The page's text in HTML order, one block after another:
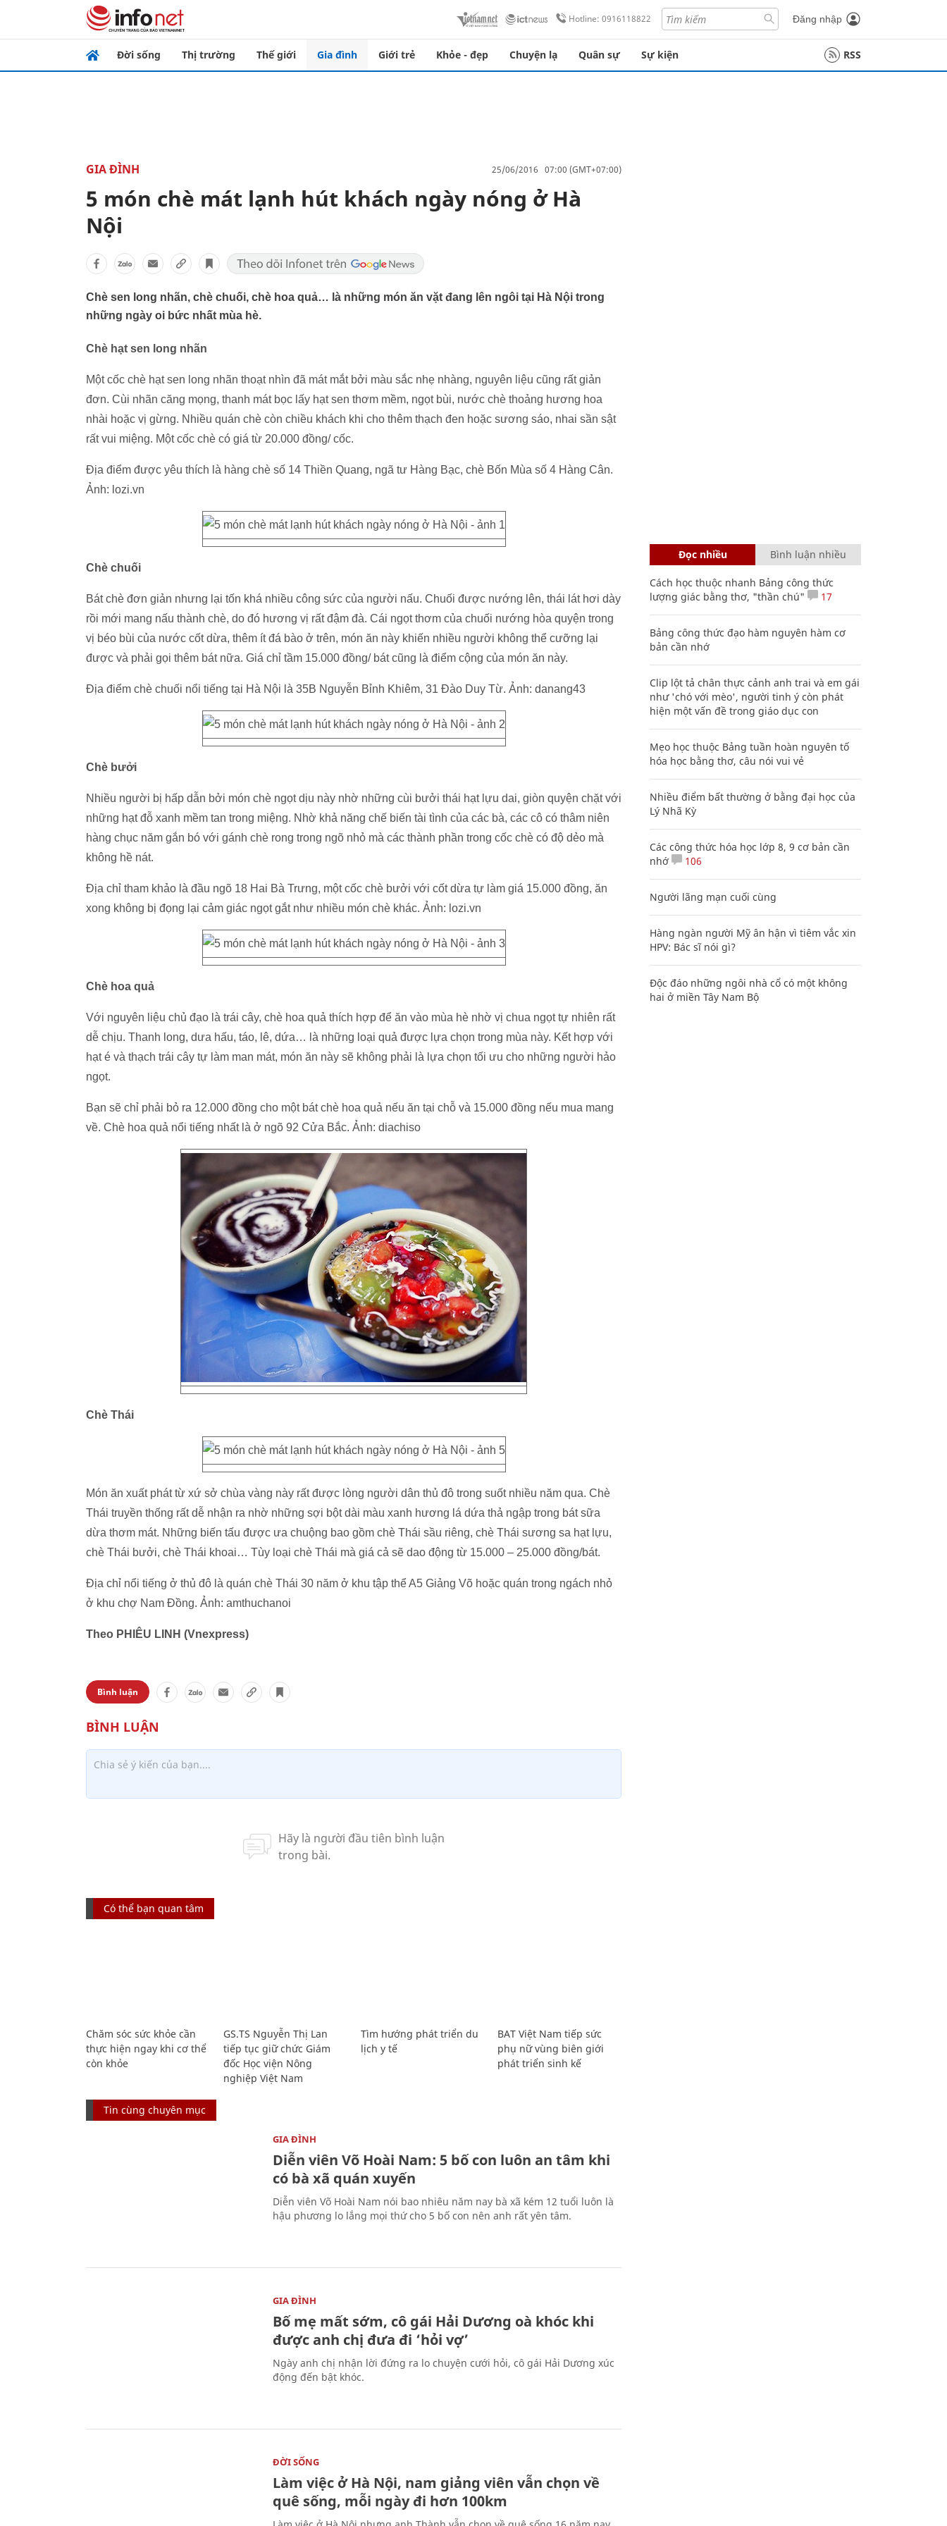
Hotline: 0916118822 Đăng nhập
Đời sống Thị trường Thế giới Gia đình Giới trẻ Khỏe - đẹp Chuyện lạ Quân sự Sự kiện RSS
GIA ĐÌNH 25/06/2016 07:00 (GMT+07:00)
5 món chè mát lạnh hút khách ngày nóng ở Hà
Nội
Chè sen long nhãn, chè chuối, chè hoa quả… là những món ăn vặt đang lên ngôi tại Hà Nội trong
những ngày oi bức nhất mùa hè.
Chè hạt sen long nhãn
Một cốc chè hạt sen long nhãn thoạt nhìn đã mát mắt bởi màu sắc nhẹ nhàng, nguyên liệu cũng rất giản
đơn. Cùi nhãn căng mọng, thanh mát bọc lấy hạt sen thơm mềm, ngọt bùi, nước chè thoảng hương hoa
nhài hoặc vị gừng. Nhiều quán chè còn chiều khách khi cho thêm thạch đen hoặc sương sáo, nhai sần sật
rất vui miệng. Một cốc chè có giá từ 20.000 đồng/ cốc.
Địa điểm được yêu thích là hàng chè số 14 Thiền Quang, ngã tư Hàng Bạc, chè Bốn Mùa số 4 Hàng Cân.
Ảnh: lozi.vn
Chè chuối
Bát chè đơn giản nhưng lại tốn khá nhiều công sức của người nấu. Chuối được nướng lên, thái lát hơi dày
rồi mới mang nấu thành chè, do đó hương vị rất đậm đà. Cái ngọt thơm của chuối nướng hòa quyện trong
vị béo bùi của nước cốt dừa, thêm ít đá bào ở trên, món ăn này khiến nhiều người không thể cưỡng lại
được và phải gọi thêm bát nữa. Giá chỉ tầm 15.000 đồng/ bát cũng là điểm cộng của món ăn này.
Địa điểm chè chuối nổi tiếng tại Hà Nội là 35B Nguyễn Bỉnh Khiêm, 31 Đào Duy Từ. Ảnh: danang43
Chè bưởi
Nhiều người bị hấp dẫn bởi món chè ngọt dịu này nhờ những cùi bưởi thái hạt lựu dai, giòn quyện chặt với
những hạt đỗ xanh mềm tan trong miệng. Nhờ khả năng chế biến tài tình của các bà, các cô có thâm niên
hàng chục năm gắn bó với gánh chè rong trong ngõ nhỏ mà các thành phần trong cốc chè có độ dẻo mà
không hề nát.
Địa chỉ tham khảo là đầu ngõ 18 Hai Bà Trưng, một cốc chè bưởi với cốt dừa tự làm giá 15.000 đồng, ăn
xong không bị đọng lại cảm giác ngọt gắt như nhiều món chè khác. Ảnh: lozi.vn
Chè hoa quả
Với nguyên liệu chủ đạo là trái cây, chè hoa quả thích hợp để ăn vào mùa hè nhờ vị chua ngọt tự nhiên rất
dễ chịu. Thanh long, dưa hấu, táo, lê, dứa… là những loại quả được lựa chọn trong mùa này. Kết hợp với
hạt é và thạch trái cây tự làm man mát, món ăn này sẽ không phải là lựa chọn tối ưu cho những người hảo
ngọt.
Bạn sẽ chỉ phải bỏ ra 12.000 đồng cho một bát chè hoa quả nếu ăn tại chỗ và 15.000 đồng nếu mua mang
về. Chè hoa quả nổi tiếng nhất là ở ngõ 92 Cửa Bắc. Ảnh: diachiso
Chè Thái
Món ăn xuất phát từ xứ sở chùa vàng này rất được lòng người dân thủ đô trong suốt nhiều năm qua. Chè
Thái truyền thống rất dễ nhận ra nhờ những sợi bột dài màu xanh hương lá dứa thả ngập trong bát sữa
dừa thơm mát. Những biến tấu được ưa chuộng bao gồm chè Thái sầu riêng, chè Thái sương sa hạt lựu,
chè Thái bưởi, chè Thái khoai… Tùy loại chè Thái mà giá cả sẽ dao động từ 15.000 – 25.000 đồng/bát.
Địa chỉ nổi tiếng ở thủ đô là quán chè Thái 30 năm ở khu tập thể A5 Giảng Võ hoặc quán trong ngách nhỏ
ở khu chợ Nam Đồng. Ảnh: amthuchanoi
Theo PHIÊU LINH (Vnexpress)
Bình luận
Có thể bạn quan tâm
Chăm sóc sức khỏe cần
thực hiện ngay khi cơ thể
còn khỏe
GS.TS Nguyễn Thị Lan
tiếp tục giữ chức Giám
đốc Học viện Nông
nghiệp Việt Nam
Tìm hướng phát triển du
lịch y tế
BAT Việt Nam tiếp sức
phụ nữ vùng biên giới
phát triển sinh kế
Tin cùng chuyên mục
GIA ĐÌNH
Diễn viên Võ Hoài Nam: 5 bố con luôn an tâm khi
có bà xã quán xuyến
Diễn viên Võ Hoài Nam nói bao nhiêu năm nay bà xã kém 12 tuổi luôn là
hậu phương lo lắng mọi thứ cho 5 bố con nên anh rất yên tâm.
GIA ĐÌNH
Bố mẹ mất sớm, cô gái Hải Dương oà khóc khi
được anh chị đưa đi ‘hỏi vợ’
Ngày anh chị nhận lời đứng ra lo chuyện cưới hỏi, cô gái Hải Dương xúc
động đến bật khóc.
ĐỜI SỐNG
Làm việc ở Hà Nội, nam giảng viên vẫn chọn về
quê sống, mỗi ngày đi hơn 100km
Đọc nhiều Bình luận nhiều
Cách học thuộc nhanh Bảng công thức
lượng giác bằng thơ, "thần chú"
17
Bảng công thức đạo hàm nguyên hàm cơ
bản cần nhớ
Clip lột tả chân thực cảnh anh trai và em gái
như 'chó với mèo', người tinh ý còn phát
hiện một vấn đề trong giáo dục con
Mẹo học thuộc Bảng tuần hoàn nguyên tố
hóa học bằng thơ, câu nói vui vẻ
Nhiều điểm bất thường ở bằng đại học của
Lý Nhã Kỳ
Các công thức hóa học lớp 8, 9 cơ bản cần
nhớ
106
Người lãng mạn cuối cùng
Hàng ngàn người Mỹ ân hận vì tiêm vắc xin
HPV: Bác sĩ nói gì?
Độc đáo những ngôi nhà cổ có một không
hai ở miền Tây Nam Bộ